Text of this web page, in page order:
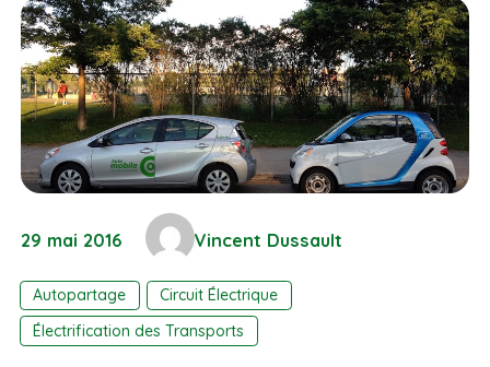
29 mai 2016 Vincent Dussault
Autopartage
Circuit Électrique
Électrification des Transports